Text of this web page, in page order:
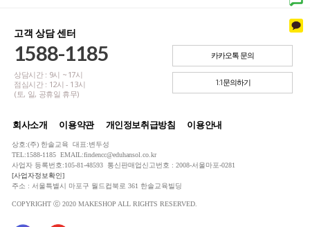
고객 상담 센터
1588-1185
상담시간 : 9시 ~ 17시
점심시간 : 12시 - 13시
(토, 일, 공휴일 휴무)
카카오톡 문의
1:1문의하기
회사소개 이용약관 개인정보취급방침 이용안내
상호:(주) 한솔교육 대표:변두성
TEL:1588-1185 EMAIL:findencc@eduhansol.co.kr
사업자 등록번호:105-81-48593 통신판매업신고번호 : 2008-서울마포-0281
[사업자정보확인]
주소 : 서울특별시 마포구 월드컵북로 361 한솔교육빌딩
COPYRIGHT ⓒ 2020 MAKESHOP ALL RIGHTS RESERVED.